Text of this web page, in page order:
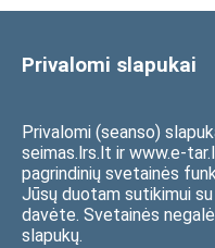
Privalomi slapukai
Privalomi (seanso)
seimas.lrs.lt ir www.e-
pagrindinių svetainės
Jūsų duotam sutikimui
davėte. Svetainės
slapukų.